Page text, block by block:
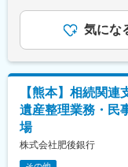
よそ5人に1人が
◎神奈川県内企
の企業を支える
す。
神奈川県内での
お取り扱いとな
■働き方：
・残業時間20～
※残業抑制施策と
ン（6名）
保証料支払いの
■魅力ポイント
・2001年に創業
る職務に登用す
銀行の業績、ビ
より決定いたし
を通じて上下す
た表記です。
気にな
【熊本】相続関連
遺産整理業務・民
場
株式会社肥後銀行